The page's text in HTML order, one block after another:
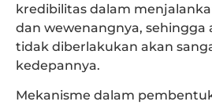
kredibilitas dalam
dan wewenangnya, sehingga
tidak diberlakukan akan
kedepannya.
Mekanisme dalam